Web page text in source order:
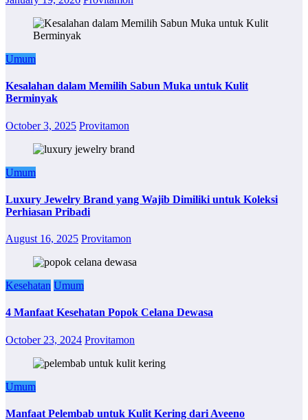
Umum
Kesalahan dalam Memilih Sabun Muka untuk Kulit
Berminyak
October 3, 2025 Provitamon
Umum
Luxury Jewelry Brand yang Wajib Dimiliki untuk Koleksi
Perhiasan Pribadi
August 16, 2025 Provitamon
Kesehatan Umum
4 Manfaat Kesehatan Popok Celana Dewasa
October 23, 2024 Provitamon
Umum
Manfaat Pelembab untuk Kulit Kering dari Aveeno